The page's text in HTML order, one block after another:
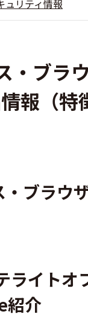
ュリティ情報
・ブラ
報（特
・ブラ
イトオ
紹介